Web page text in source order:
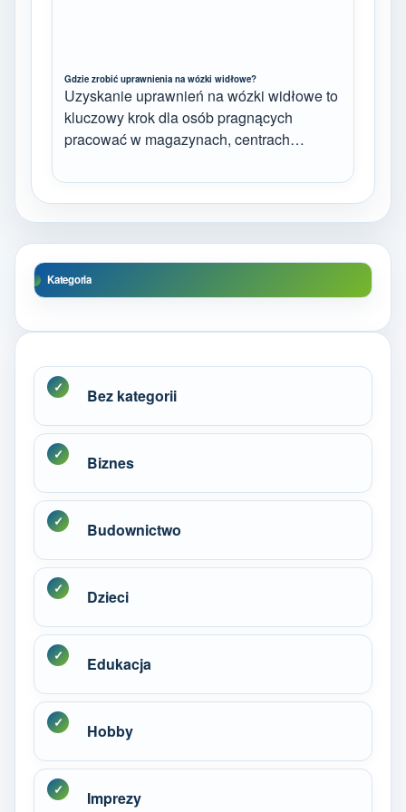
Gdzie zrobić uprawnienia na wózki widłowe?
Uzyskanie uprawnień na wózki widłowe to
kluczowy krok dla osób pragnących
pracować w magazynach, centrach…
Kategoria
Bez kategorii
Biznes
Budownictwo
Dzieci
Edukacja
Hobby
Imprezy